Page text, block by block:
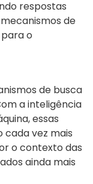
respostas
de
o
de busca
a inteligência
essas
vez mais
o contexto das
ainda mais